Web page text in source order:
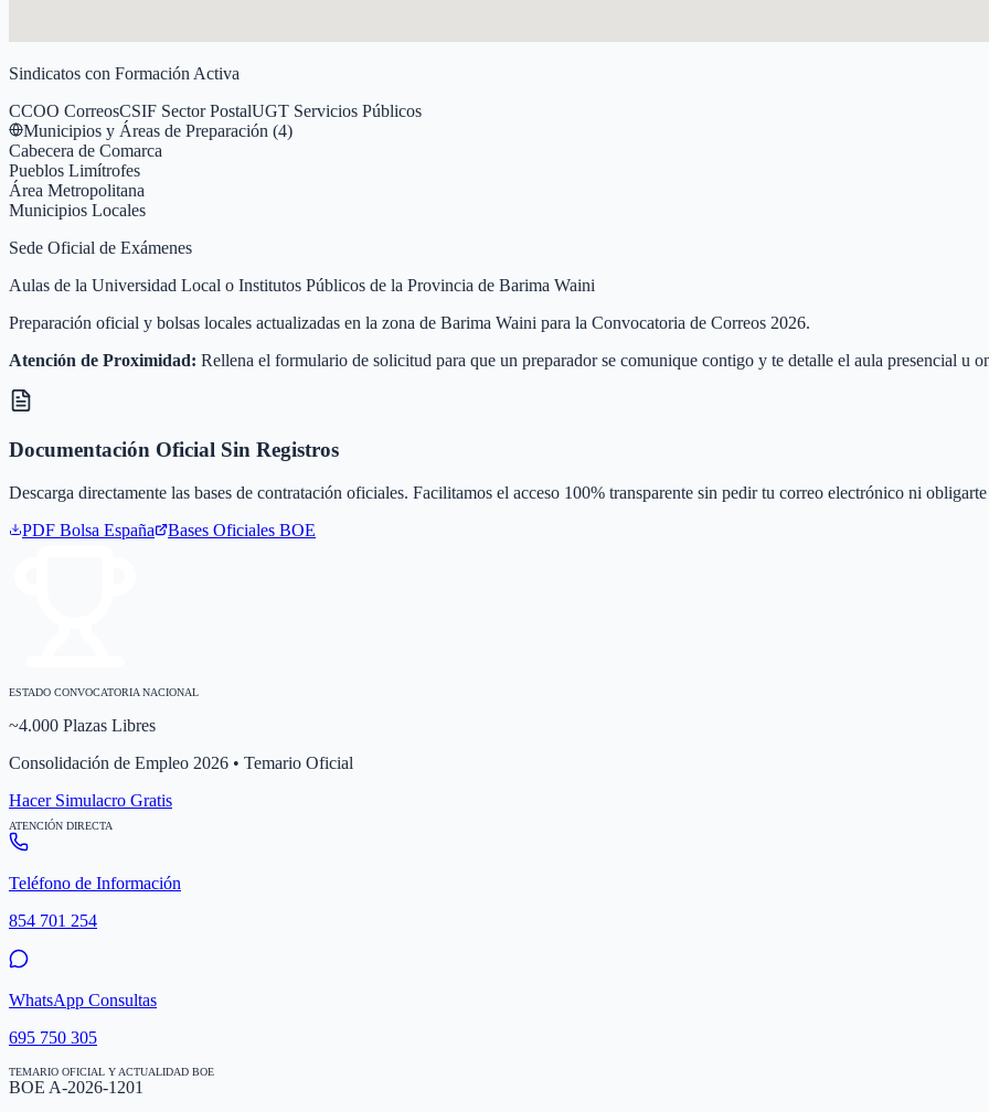
Sindicatos con Formación Activa
CCOO CorreosCSIF Sector PostalUGT Servicios Públicos
Municipios y Áreas de Preparación (4)
Cabecera de Comarca
Pueblos Limítrofes
Área Metropolitana
Municipios Locales
Sede Oficial de Exámenes
Aulas de la Universidad Local o Institutos Públicos de la Provincia de Barima Waini
Preparación oficial y bolsas locales actualizadas en la zona de Barima Waini para la Convocatoria de Correos 2026.
Atención de Proximidad: Rellena el formulario de solicitud para que un preparador se comunique contigo y te detalle el aula presencial u
Documentación Oficial Sin Registros
Descarga directamente las bases de contratación oficiales. Facilitamos el acceso 100% transparente sin pedir tu correo electrónico ni
PDF Bolsa España Bases Oficiales BOE
ESTADO CONVOCATORIA NACIONAL
~4.000 Plazas Libres
Consolidación de Empleo 2026 • Temario Oficial
Hacer Simulacro Gratis
ATENCIÓN DIRECTA
Teléfono de Información
854 701 254
WhatsApp Consultas
695 750 305
TEMARIO OFICIAL Y ACTUALIDAD BOE
BOE A-2026-1201